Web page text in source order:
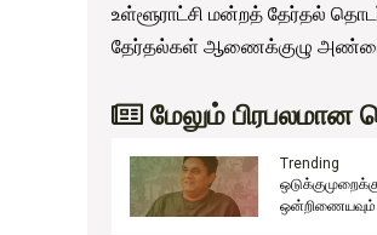
உள்ளூராட்சி மன்றத் தேர்தல்
தேர்தல்கள் ஆணைக்குழு
மேலும் பிரபலமான
Trending
ஒன்றிணையவும்